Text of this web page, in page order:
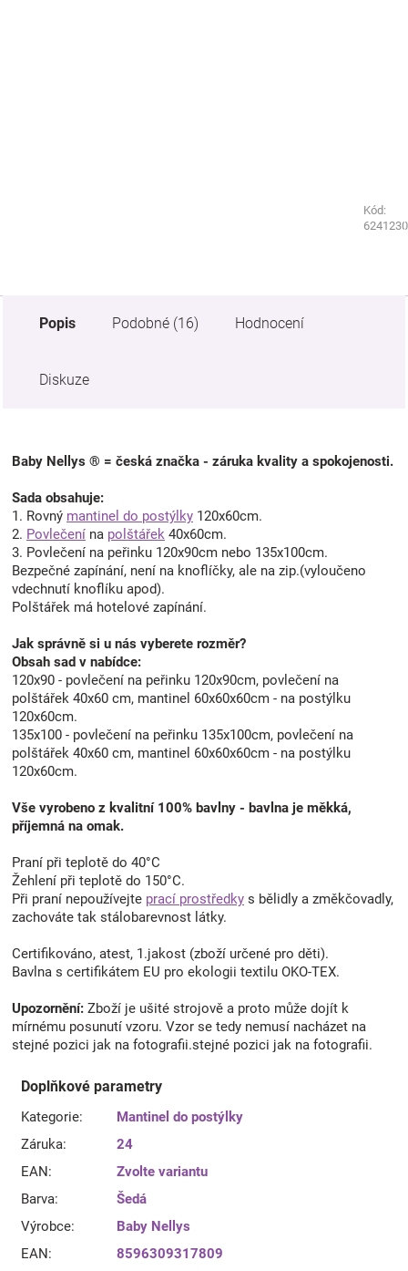
Kód:
Kód:
Popis Podobné (16) Hodnocení
Diskuze
Baby Nellys ® = česká značka - záruka kvality a spokojenosti.
Sada obsahuje:
1. Rovný mantinel do postýlky 120x60cm.
2. Povlečení na polštářek 40x60cm.
3. Povlečení na peřinku 120x90cm nebo 135x100cm.
Bezpečné zapínání, není na knoflíčky, ale na zip.(vyloučeno
vdechnutí knoflíku apod).
Polštářek má hotelové zapínání.
Jak správně si u nás vyberete rozměr?
Obsah sad v nabídce:
120x90 - povlečení na peřinku 120x90cm, povlečení na
polštářek 40x60 cm, mantinel 60x60x60cm - na postýlku
120x60cm.
135x100 - povlečení na peřinku 135x100cm, povlečení na
polštářek 40x60 cm, mantinel 60x60x60cm - na postýlku
120x60cm.
Vše vyrobeno z kvalitní 100% bavlny - bavlna je měkká,
příjemná na omak.
Praní při teplotě do 40°C
Žehlení při teplotě do 150°C.
Při praní nepoužívejte prací prostředky s bělidly a změkčovadly,
zachováte tak stálobarevnost látky.
Certifikováno, atest, 1.jakost (zboží určené pro děti).
Bavlna s certifikátem EU pro ekologii textilu OKO-TEX.
Upozornění: Zboží je ušité strojově a proto může dojít k
mírnému posunutí vzoru. Vzor se tedy nemusí nacházet na
stejné pozici jak na fotografii.stejné pozici jak na fotografii.
Doplňkové parametry
Kategorie:
Mantinel do postýlky
Záruka:
24
EAN:
Zvolte variantu
Barva:
Šedá
Výrobce:
Baby Nellys
EAN: 8596309317809